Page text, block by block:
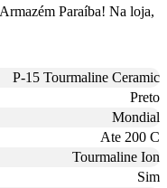
Paraíba! Na loja,
P-15 Tourmaline Ceramic
Preto
Mondial
Ate 200 C
Tourmaline Ion
Sim